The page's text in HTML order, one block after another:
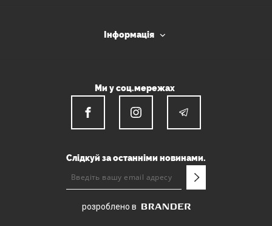
Інформація
Ми у соц.мережах
Слідкуй за останніми новинами.
розроблено в